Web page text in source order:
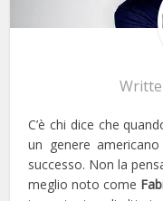
C’è chi dice che
un genere
successo. Non la
meglio noto come